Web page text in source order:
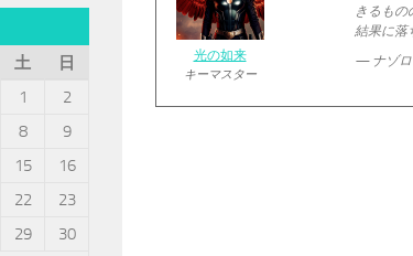
光の如来
キーマスター
きるもの
結果に落
— ナゾロ
土
日
1
2
8
9
15
16
22
23
29
30